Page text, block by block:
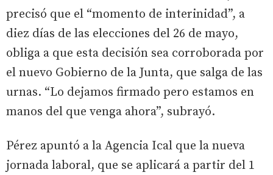
precisó que el “momento de interinidad”, a
diez días de las elecciones del 26 de mayo,
obliga a que esta decisión sea corroborada por
el nuevo Gobierno de la Junta, que salga de las
urnas. “Lo dejamos firmado pero estamos en
manos del que venga ahora”, subrayó.
Pérez apuntó a la Agencia Ical que la nueva
jornada laboral, que se aplicará a partir del 1